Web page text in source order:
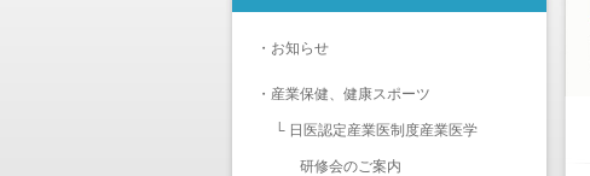
・ お知らせ
・ 産業保健、健康スポーツ
└ 日医認定産業医制度産業医学
研修会のご案内